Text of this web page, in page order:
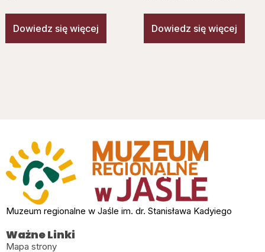
Dowiedz się więcej Dowiedz się więcej
Muzeum regionalne w Jaśle im. dr. Stanisława Kadyiego
Ważne Linki
Mapa strony